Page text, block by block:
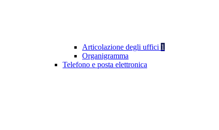
Articolazione degli uffici 1
Organigramma
Telefono e posta elettronica